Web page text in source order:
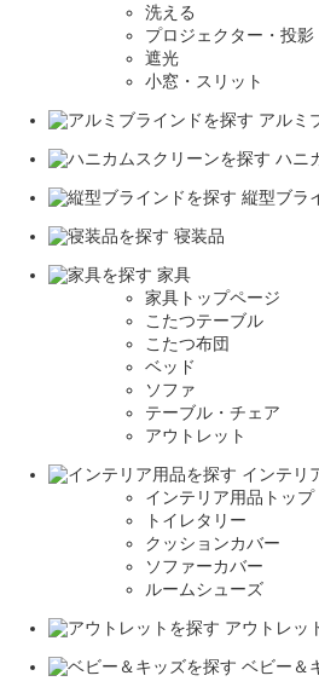
洗える
プロジェクター・投影
遮光
小窓・スリット
アルミ
ハニ
縦型ブラ
寝装品
家具
家具トップページ
こたつテーブル
こたつ布団
ベッド
ソファ
テーブル・チェア
アウトレット
インテリ
インテリア用品トップ
トイレタリー
クッションカバー
ソファーカバー
ルームシューズ
アウトレッ
ベビー＆